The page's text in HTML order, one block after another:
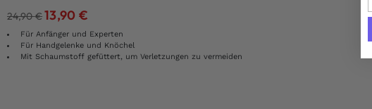
24,90€13,90 €
Für Anfänger und Experten
Für Handgelenke und Knöchel
Mit Schaumstoff gefüttert, um Verletzungen zu vermeiden